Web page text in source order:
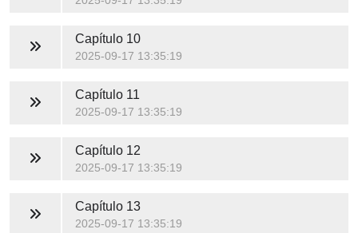
Capítulo 10
2025-09-17 13:35:19
Capítulo 11
2025-09-17 13:35:19
Capítulo 12
2025-09-17 13:35:19
Capítulo 13
2025-09-17 13:35:19